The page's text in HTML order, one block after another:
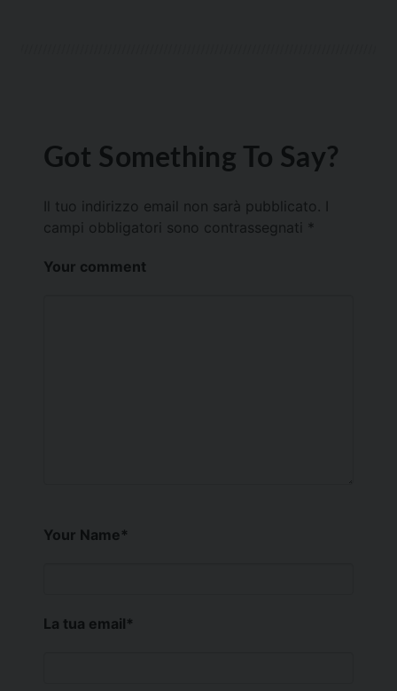
Got Something To Say?
Il tuo indirizzo email non sarà pubblicato.
campi obbligatori sono contrassegnati *
Your comment
Your Name*
La tua email*